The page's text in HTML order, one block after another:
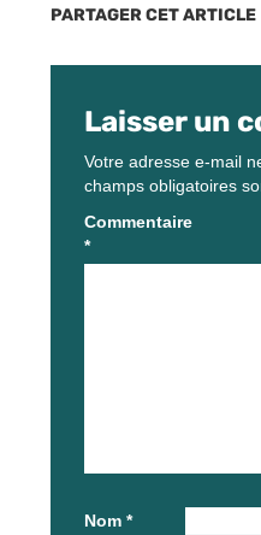
PARTAGER CET ARTICLE
Laisser un
Votre adresse e-mail
champs obligatoires
Commentaire
*
Nom *